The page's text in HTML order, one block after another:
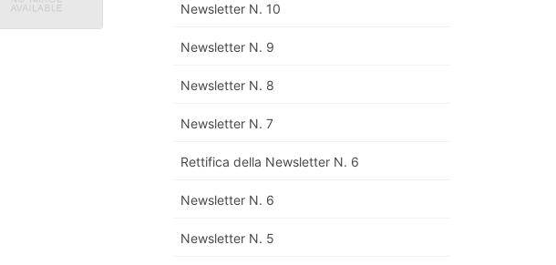
Newsletter N. 10
Newsletter N. 9
Newsletter N. 8
Newsletter N. 7
Rettifica della Newsletter N. 6
Newsletter N. 6
Newsletter N. 5